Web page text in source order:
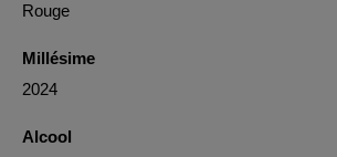
Rouge
Millésime
2024
Alcool